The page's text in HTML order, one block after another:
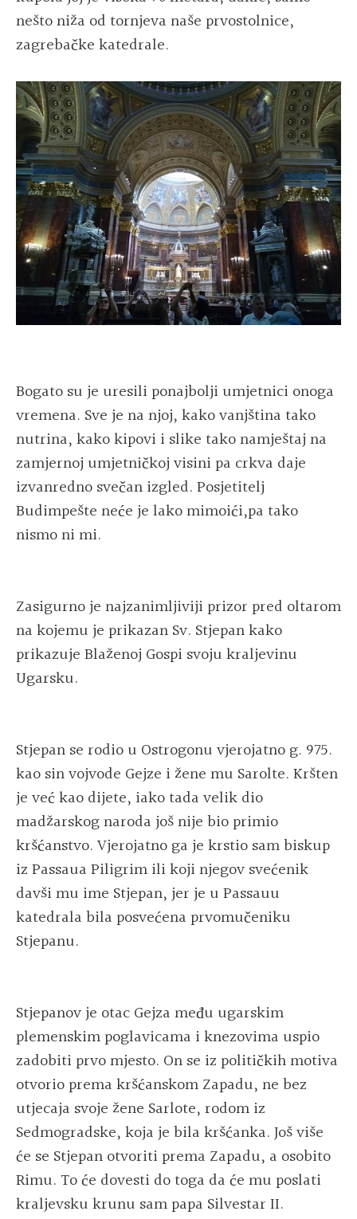
nešto niža od tornjeva naše prvostolnice,
zagrebačke katedrale.
Bogato su je uresili ponajbolji umjetnici onoga
vremena. Sve je na njoj, kako vanjština tako
nutrina, kako kipovi i slike tako namještaj na
zamjernoj umjetničkoj visini pa crkva daje
izvanredno svečan izgled. Posjetitelj
Budimpešte neće je lako mimoići,pa tako
nismo ni mi.
Zasigurno je najzanimljiviji prizor pred oltarom
na kojemu je prikazan Sv. Stjepan kako
prikazuje Blaženoj Gospi svoju kraljevinu
Ugarsku.
Stjepan se rodio u Ostrogonu vjerojatno g. 975.
kao sin vojvode Gejze i žene mu Sarolte. Kršten
je već kao dijete, iako tada velik dio
madžarskog naroda još nije bio primio
kršćanstvo. Vjerojatno ga je krstio sam biskup
iz Passaua Piligrim ili koji njegov svećenik
davši mu ime Stjepan, jer je u Passauu
katedrala bila posvećena prvomučeniku
Stjepanu.
Stjepanov je otac Gejza među ugarskim
plemenskim poglavicama i knezovima uspio
zadobiti prvo mjesto. On se iz političkih motiva
otvorio prema kršćanskom Zapadu, ne bez
utjecaja svoje žene Sarlote, rodom iz
Sedmogradske, koja je bila kršćanka. Još više
će se Stjepan otvoriti prema Zapadu, a osobito
Rimu. To će dovesti do toga da će mu poslati
kraljevsku krunu sam papa Silvestar II.